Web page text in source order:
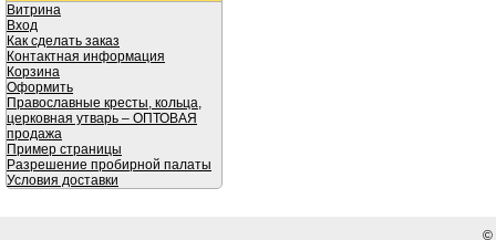
Витрина
Вход
Как сделать заказ
Контактная информация
Корзина
Оформить
Православные кресты, кольца,
церковная утварь – ОПТОВАЯ
продажа
Пример страницы
Разрешение пробирной палаты
Условия доставки
©